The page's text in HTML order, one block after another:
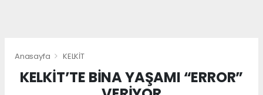
Anasayfa KELKİT
KELKİT’TE BİNA YAŞAMI “ERROR”